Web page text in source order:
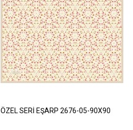
ÖZEL SERİ EŞARP 2676-05-90X90